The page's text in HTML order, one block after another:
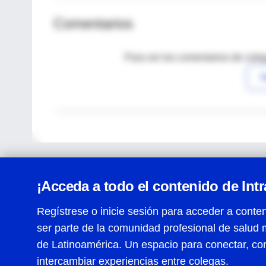
Comentarios
Para ver los comentarios de
¡Acceda a todo el contenido de
Regístrese o inicie sesión para acceder a
ser parte de la comunidad profesional de salud
de Latinoamérica. Un espacio para conectar,
intercambiar experiencias entre colegas.
Centro de Ayuda
Términos y condiciones| Políticas de privacidad